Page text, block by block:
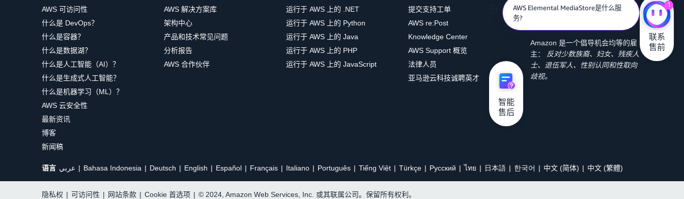
AWS 可访问性
什么是 DevOps？
什么是容器？
什么是数据湖？
什么是人工智能（AI）？
什么是生成式人工智能？
什么是机器学习（ML）？
AWS 云安全性
最新资讯
博客
新闻稿
AWS 解决方案库
架构中心
产品和技术常见问题
分析报告
AWS 合作伙伴
运行于 AWS 上的 .NET
运行于 AWS 上的 Python
运行于 AWS 上的 Java
运行于 AWS 上的 PHP
运行于 AWS 上的 JavaScript
提交支持工单
AWS re:Post
Knowledge Center
AWS Support 概览
法律人员
亚马逊云科技诚聘英才
Amazon 是一个倡导机会均等的雇
主：
反对少数族裔、妇女、残疾人
士、退伍军人、性别认同和性取向
歧视。
语言 عربي Bahasa Indonesia Deutsch English Español Français Italiano Português Tiếng Việt Türkçe Ρусский ไทย 日本語 한국어 中文 (简体) 中文 (繁體)
隐私权 | 可访问性 | 网站条款 | Cookie 首选项 | © 2024, Amazon Web Services, Inc. 或其联属公司。保留所有权利。
AWS Elemental MediaStore是什么服
务?
1
联系
售前
智能
售后